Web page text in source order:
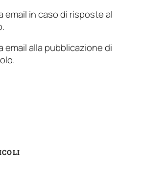
email in caso di risposte al
email alla pubblicazione di